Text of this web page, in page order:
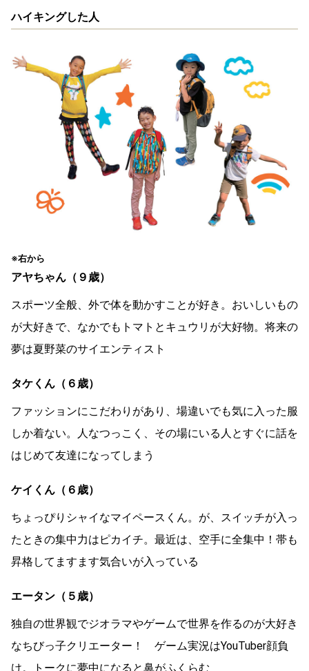
ハイキングした人
※右から
アヤちゃん（９歳）
スポーツ全般、外で体を動かすことが好き。おいしいもの
が大好きで、なかでもトマトとキュウリが大好物。将来の
夢は夏野菜のサイエンティスト
タケくん（６歳）
ファッションにこだわりがあり、場違いでも気に入った服
しか着ない。人なつっこく、その場にいる人とすぐに話を
はじめて友達になってしまう
ケイくん（６歳）
ちょっぴりシャイなマイペースくん。が、スイッチが入っ
たときの集中力はピカイチ。最近は、空手に全集中！帯も
昇格してますます気合いが入っている
エータン（５歳）
独自の世界観でジオラマやゲームで世界を作るのが大好き
なちびっ子クリエーター！ ゲーム実況はYouTuber顔負
け。トークに夢中になると鼻がふくらむ